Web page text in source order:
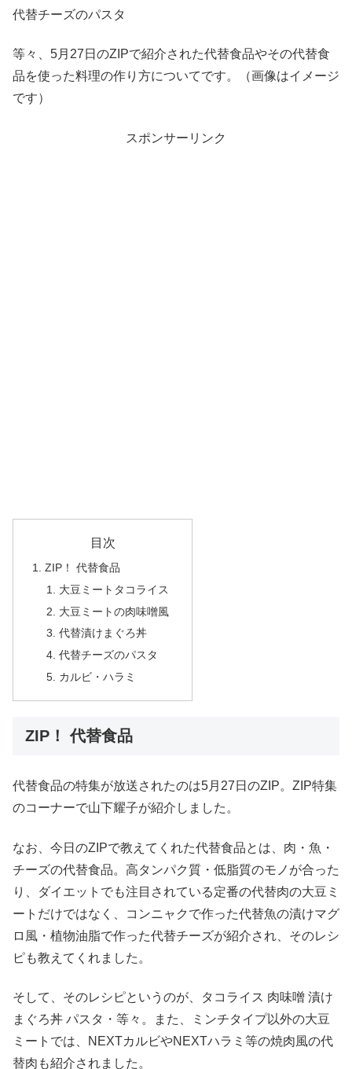
代替チーズのパスタ
等々、5月27日のZIPで紹介された代替食品やその代替食
品を使った料理の作り方についてです。（画像はイメージ
です）
スポンサーリンク
目次
ZIP！ 代替食品
大豆ミートタコライス
大豆ミートの肉味噌風
代替漬けまぐろ丼
代替チーズのパスタ
カルビ・ハラミ
ZIP！ 代替食品
代替食品の特集が放送されたのは5月27日のZIP。ZIP特集
のコーナーで山下耀子が紹介しました。
なお、今日のZIPで教えてくれた代替食品とは、肉・魚・
チーズの代替食品。高タンパク質・低脂質のモノが合った
り、ダイエットでも注目されている定番の代替肉の大豆ミ
ートだけではなく、コンニャクで作った代替魚の漬けマグ
ロ風・植物油脂で作った代替チーズが紹介され、そのレシ
ピも教えてくれました。
そして、そのレシピというのが、タコライス 肉味噌 漬け
まぐろ丼 パスタ・等々。また、ミンチタイプ以外の大豆
ミートでは、NEXTカルビやNEXTハラミ等の焼肉風の代
替肉も紹介されました。